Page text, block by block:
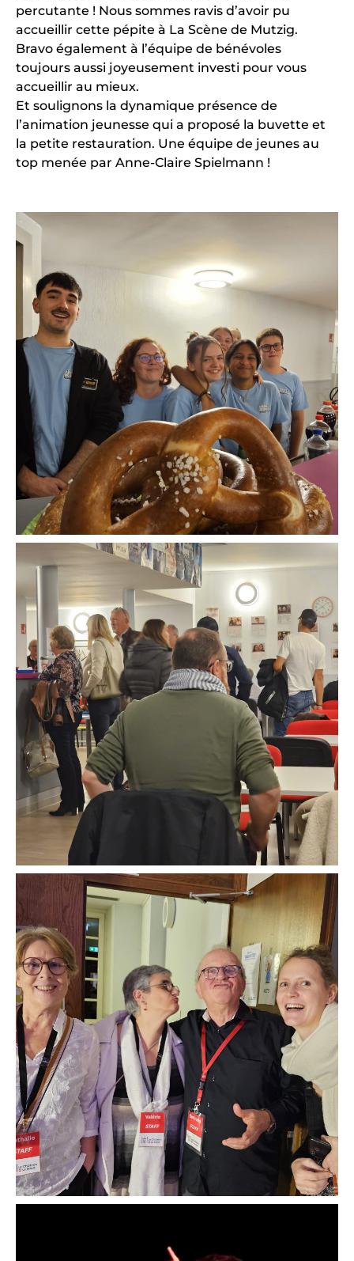
percutante ! Nous sommes ravis d’avoir pu
accueillir cette pépite à La Scène de Mutzig.
Bravo également à l’équipe de bénévoles
toujours aussi joyeusement investi pour vous
accueillir au mieux.
Et soulignons la dynamique présence de
l’animation jeunesse qui a proposé la buvette et
la petite restauration. Une équipe de jeunes au
top menée par Anne-Claire Spielmann !